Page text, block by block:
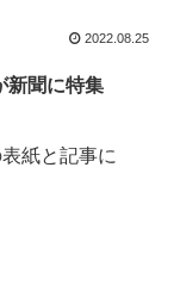
2022.08.25
新聞に特集
紙と記事に